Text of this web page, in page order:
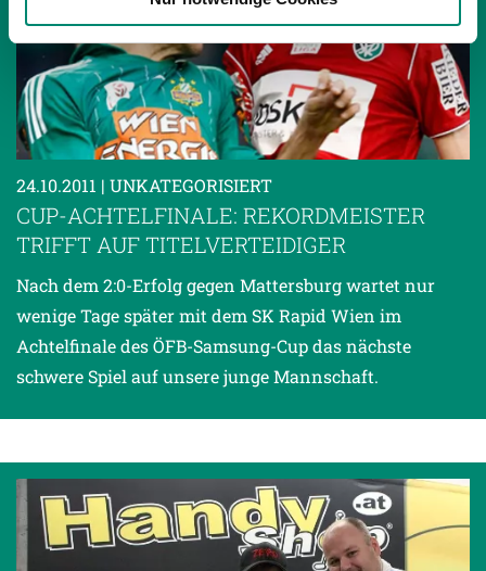
gesammelt haben.
Weitere Details, insbesondere zu Speicherdauer und
Empfänger entnehmen Sie unserer
Datenschutzerklärung.
24.10.2011 | UNKATEGORISIERT
CUP-ACHTELFINALE: REKORDMEISTER
TRIFFT AUF TITELVERTEIDIGER
Nach dem 2:0-Erfolg gegen Mattersburg wartet nur
wenige Tage später mit dem SK Rapid Wien im
Achtelfinale des ÖFB-Samsung-Cup das nächste
schwere Spiel auf unsere junge Mannschaft.